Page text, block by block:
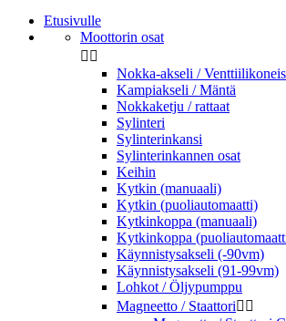
Etusivulle
Moottorin osat
 
Nokka-akseli /
Kampiakseli / Mäntä
Nokkaketju / rattaat
Sylinteri
Sylinterinkansi
Sylinterinkannen osat
Keihin
Kytkin (manuaali)
Kytkin (puoliautomaatti)
Kytkinkoppa (manuaali)
Kytkinkoppa
Käynnistysakseli (-90vm)
Käynnistysakseli (91-99vm)
Lohkot / Öljypumppu
Magneetto / Staattori 